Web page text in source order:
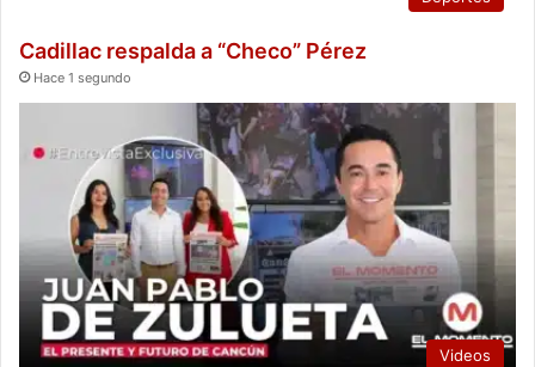
Cadillac respalda a “Checo” Pérez
Hace 1 segundo
Videos